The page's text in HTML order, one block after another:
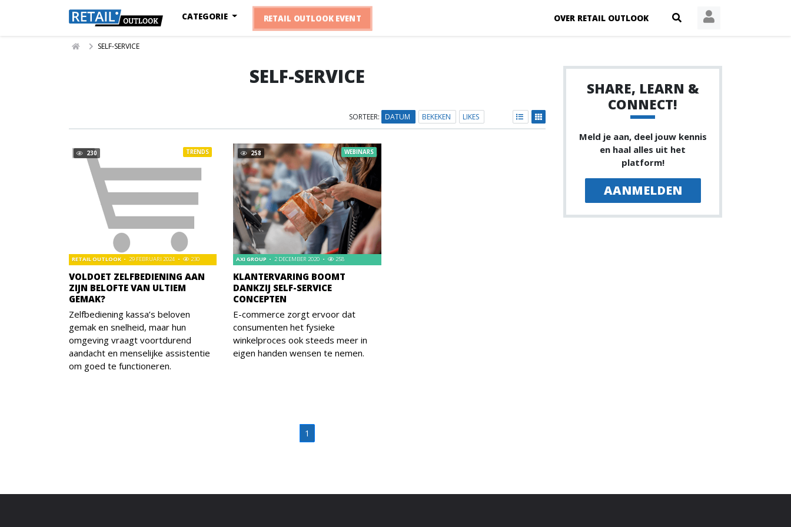
OVER RETAIL OUTLOOK
CATEGORIE RETAIL OUTLOOK EVENT
SELF-SERVICE
SELF-SERVICE
SORTEER: DATUM BEKEKEN LIKES
230
VOLDOET ZELFBEDIENING AAN
ZIJN BELOFTE VAN ULTIEM
GEMAK?
RETAIL OUTLOOK 29 FEBRUARI 2024 230
TRENDS
Zelfbediening kassa’s beloven
gemak en snelheid, maar hun
omgeving vraagt voortdurend
aandacht en menselijke assistentie
om goed te functioneren.
258
KLANTERVARING BOOMT
DANKZIJ SELF-SERVICE
CONCEPTEN
AXI GROUP 2 DECEMBER 2020 258
WEBINARS
E-commerce zorgt ervoor dat
consumenten het fysieke
winkelproces ook steeds meer in
eigen handen wensen te nemen.
1
SHARE, LEARN &
CONNECT!
Meld je aan, deel jouw kennis
en haal alles uit het
platform!
AANMELDEN